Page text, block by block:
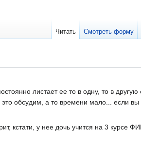
листает ее то в одну, то в другую
это обсудим, а то времени мало... если вы
кстати, у нее дочь учится на 3 курсе
Читать Смотреть форму